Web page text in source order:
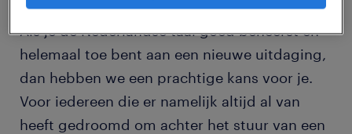
Als je de Nederlandse taal goed beheerst en
helemaal toe bent aan een nieuwe uitdaging,
dan hebben we een prachtige kans voor je.
Voor iedereen die er namelijk altijd al van
heeft gedroomd om achter het stuur van een